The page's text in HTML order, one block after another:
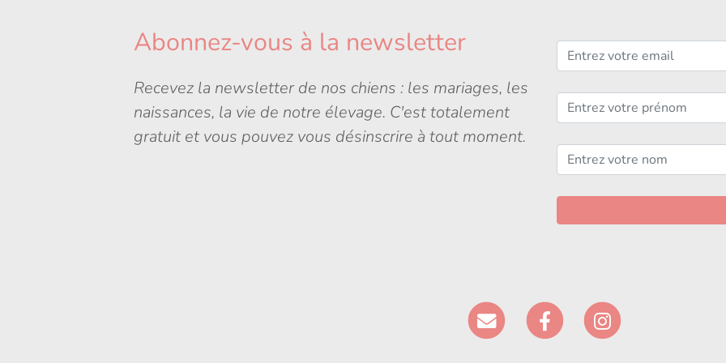
Abonnez-vous à la newsletter
Recevez la newsletter de nos chiens : les mariages, les
naissances, la vie de notre élevage. C'est totalement
gratuit et vous pouvez vous désinscrire à tout moment.